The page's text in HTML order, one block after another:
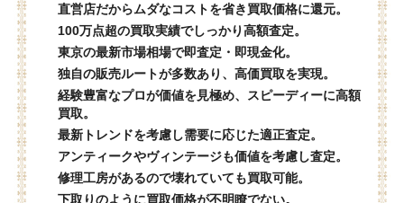
直営店だからムダなコストを省き買取価格に還元。
100万点超の買取実績でしっかり高額査定。
東京の最新市場相場で即査定・即現金化。
独自の販売ルートが多数あり、高価買取を実現。
経験豊富なプロが価値を見極め、スピーディーに高額
買取。
最新トレンドを考慮し需要に応じた適正査定。
アンティークやヴィンテージも価値を考慮し査定。
修理工房があるので壊れていても買取可能。
下取りのように買取価格が不明瞭でない。